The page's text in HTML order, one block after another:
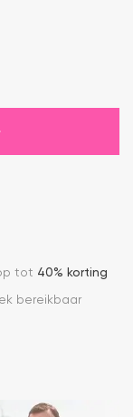
tot 40% korting
bereikbaar